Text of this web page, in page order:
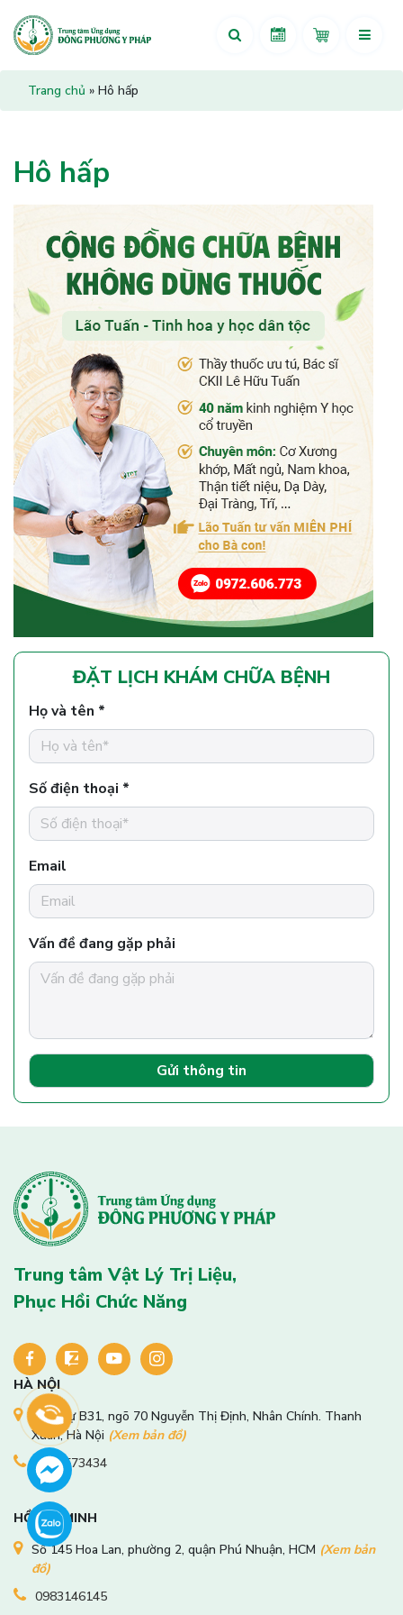
Trang chủ » Hô hấp
Hô hấp
ĐẶT LỊCH KHÁM CHỮA BỆNH
Họ và tên *
Số điện thoại *
Email
Vấn đề đang gặp phải
Gửi thông tin
Trung tâm Vật Lý Trị Liệu,
Phục Hồi Chức Năng
HÀ NỘI
Biệt thự B31, ngõ 70 Nguyễn Thị Định, Nhân Chính. Thanh
Xuân, Hà Nội (Xem bản đồ)
0974573434
HỒ CHÍ MINH
Số 145 Hoa Lan, phường 2, quận Phú Nhuận, HCM (Xem bản
đồ)
0983146145